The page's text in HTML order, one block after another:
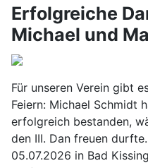
Erfolgreiche
Michael und
Für unseren Verein gibt
Feiern: Michael Schmidt
erfolgreich bestanden,
den III. Dan freuen
05.07.2026 in Bad